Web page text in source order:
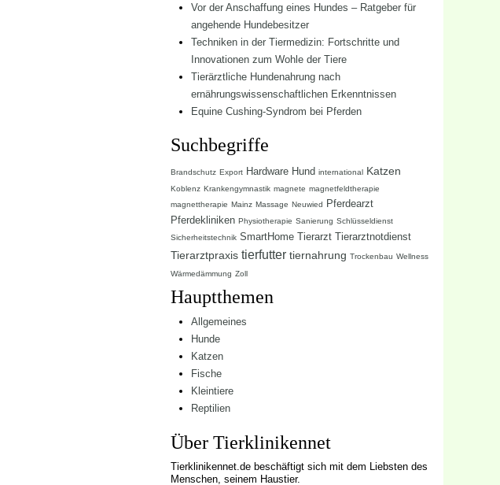
Vor der Anschaffung eines Hundes – Ratgeber für
angehende Hundebesitzer
Techniken in der Tiermedizin: Fortschritte und
Innovationen zum Wohle der Tiere
Tierärztliche Hundenahrung nach
ernährungswissenschaftlichen Erkenntnissen
Equine Cushing-Syndrom bei Pferden
Suchbegriffe
Brandschutz Export Hardware Hund international Katzen
Koblenz Krankengymnastik magnete magnetfeldtherapie
magnettherapie Mainz Massage Neuwied
Pferdearzt
Pferdekliniken Physiotherapie Sanierung Schlüsseldienst
Sicherheitstechnik SmartHome Tierarzt Tierarztnotdienst
Tierarztpraxis tierfutter tiernahrung Trockenbau Wellness
Wärmedämmung Zoll
Hauptthemen
Allgemeines
Hunde
Katzen
Fische
Kleintiere
Reptilien
Über Tierklinikennet
Tierklinikennet.de beschäftigt sich mit dem Liebsten des
Menschen, seinem Haustier.